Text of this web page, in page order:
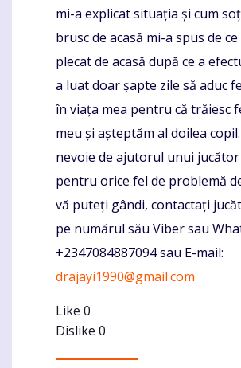
mi-a explicat situația și cum
brusc de acasă mi-a spus de
plecat de acasă după ce a
a luat doar șapte zile să aduc
în viața mea pentru că trăiesc
meu și așteptăm al doilea
nevoie de ajutorul unui jucător
pentru orice fel de problemă
vă puteți gândi, contactați
pe numărul său Viber sau
+2347084887094 sau E-mail:
drajayi1990@gmail.com
Like 0
Dislike 0